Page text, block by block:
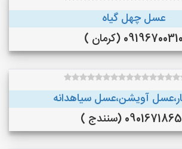
عسل چهل گیاه
09196700310 (کرمان )
آویشن،عسل سیاهدانه
(سنندج )